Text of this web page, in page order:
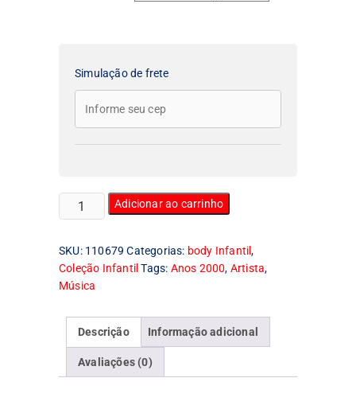
Simulação de frete
Body
Infantil
Marz
quantidade
Adicionar ao carrinho
SKU: 110679 Categorias: body Infantil,
Coleção Infantil Tags: Anos 2000, Artista,
Música
Descrição Informação adicional
Avaliações (0)